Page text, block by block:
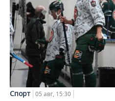
Спорт 05 авг, 15:30